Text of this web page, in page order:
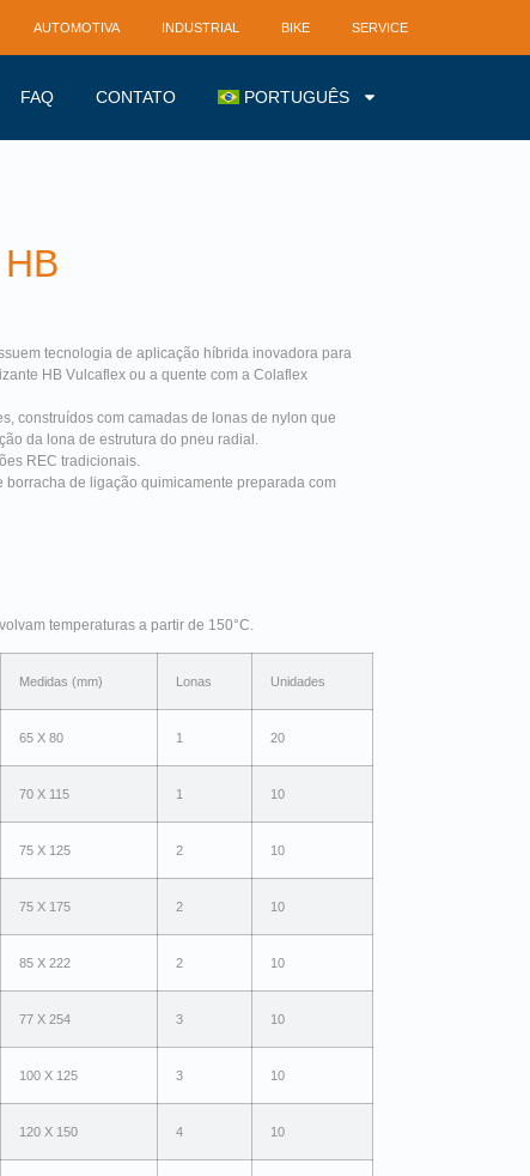
AUTOMOTIVA INDUSTRIAL BIKE SERVICE
FAQ CONTATO PORTUGUÊS
tecnologia de aplicação híbrida inovadora para
HB Vulcaflex ou a quente com a Colaflex
construídos com camadas de lonas de nylon que
da lona de estrutura do pneu radial.
REC tradicionais.
borracha de ligação quimicamente preparada com
temperaturas a partir de 150°C.
Medidas (mm) Lonas Unidades
65 X 80 1 20
70 X 115 1 10
75 X 125 2 10
75 X 175 2 10
85 X 222 2 10
77 X 254 3 10
100 X 125 3 10
120 X 150 4 10